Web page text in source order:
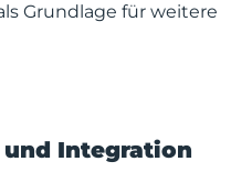
Grundlage für weitere
und Integration